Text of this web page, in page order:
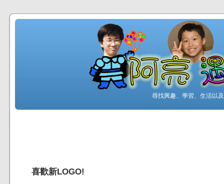
尋找興趣、學習、生活以
喜歡新LOGO!